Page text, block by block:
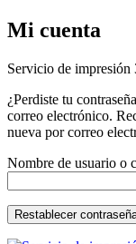
Mi cuenta
Servicio de impresión
¿Perdiste tu
correo electrónico.
nueva por correo
Nombre de usuario o
Restablecer